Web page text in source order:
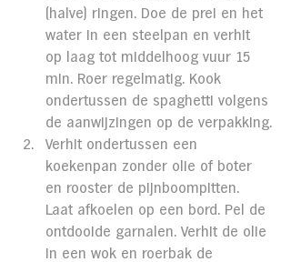
(halve) ringen. Doe de prei en het
water in een steelpan en verhit
op laag tot middelhoog vuur 15
min. Roer regelmatig. Kook
ondertussen de spaghetti volgens
de aanwijzingen op de verpakking.
Verhit ondertussen een
koekenpan zonder olie of boter
en rooster de pijnboompitten.
Laat afkoelen op een bord. Pel de
ontdooide garnalen. Verhit de olie
in een wok en roerbak de